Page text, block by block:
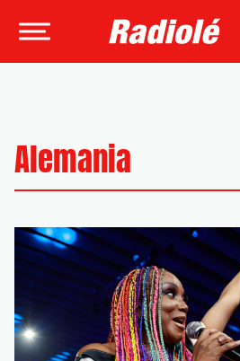
Alemania